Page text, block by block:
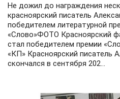
Не дожил до награждения
красноярский писатель
победителем литературной
«Слово»ФОТО Красноярский
стал победителем премии
«КП» Красноярский писатель
скончался в сентября 202...